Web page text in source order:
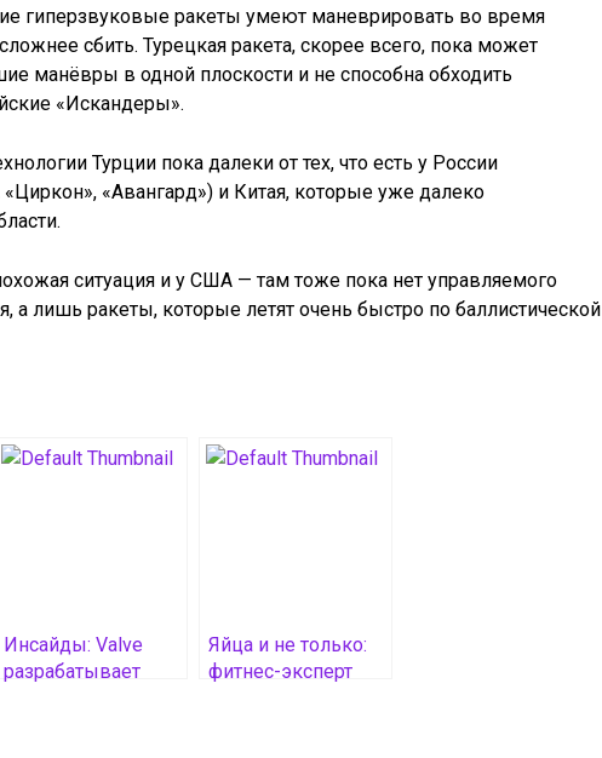
гиперзвуковые ракеты умеют маневрировать во время
сбить. Турецкая ракета, скорее всего, пока может
манёвры в одной плоскости и не способна обходить
«Искандеры».
Турции пока далеки от тех, что есть у России
«Авангард») и Китая, которые уже далеко
ситуация и у США — там тоже пока нет управляемого
а лишь ракеты, которые летят очень быстро по баллистической
Инсайды: Valve
разрабатывает
Яйца и не только:
фитнес-эксперт